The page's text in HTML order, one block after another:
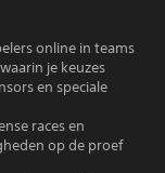
online in teams
je keuzes
en speciale
races en
op de proef